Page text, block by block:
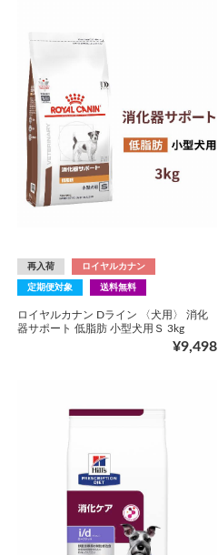
再入荷 ロイヤルカナン
定期便対象 送料無料
ロイヤルカナン Dライン 〈犬用〉 消化
器サポート 低脂肪 小型犬用Ｓ 3kg
¥9,498